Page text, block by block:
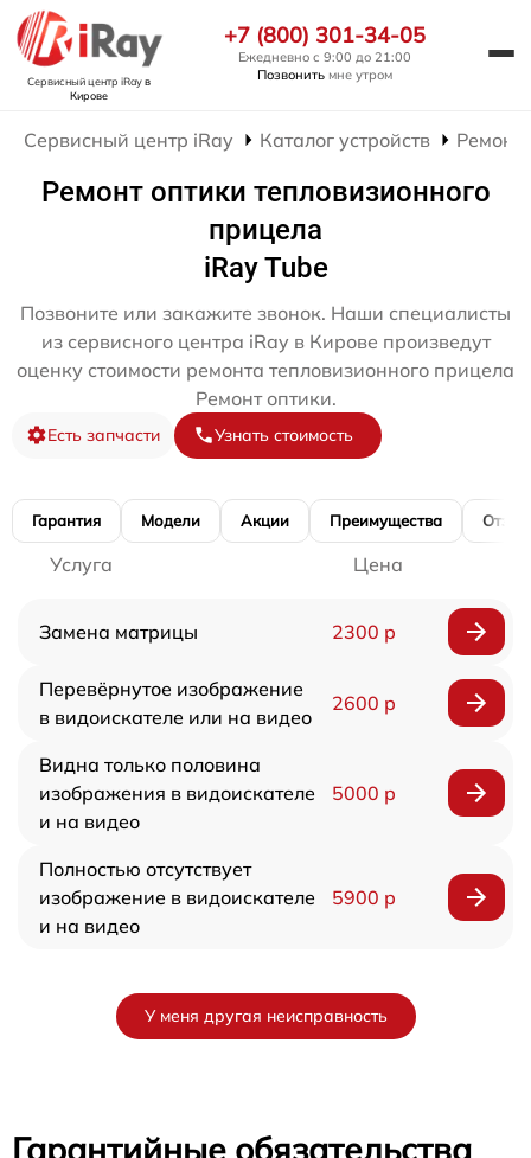
Сервисный центр iRayв
Кирове
+7 (800) 301-34-05
Ежедневно с 9:00 до 21:00
Позвонить мне утром
Сервисный центр iRay Каталог устройств Ремонт
Ремонт оптики тепловизионного
прицела
iRay Tube
Позвоните или закажите звонок. Наши специалисты
из сервисного центра iRay в Кирове произведут
оценку стоимости ремонта тепловизионного прицела
Ремонт оптики.
Есть запчасти Узнать стоимость
Гарантия Модели Акции Преимущества
Услуга Цена
Замена матрицы 2300 р
Перевёрнутое изображение
в видоискателе или на видео
2600 р
Видна только половина
изображения в видоискателе
и на видео
5000 р
Полностью отсутствует
изображение в видоискателе
и на видео
5900 р
У меня другая неисправность
Гарантийные обязательства